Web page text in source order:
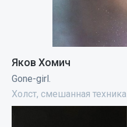
Яков Хомич
Gone-girl.
Холст, смешанная техника